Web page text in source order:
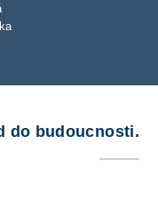
do budoucnosti.